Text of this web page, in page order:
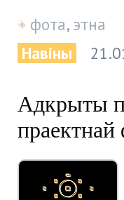
фота, этна
Навіны
Адкрыты